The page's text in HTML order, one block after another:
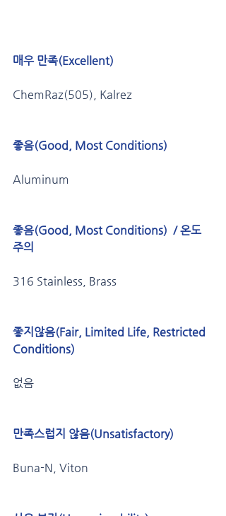
매우 만족(Excellent)
ChemRaz(505), Kalrez
좋음(Good, Most Conditions)
Aluminum
좋음(Good, Most Conditions)  / 온도
주의
316 Stainless, Brass
좋지않음(Fair, Limited Life, Restricted
Conditions)
없음
만족스럽지 않음(Unsatisfactory)
Buna-N, Viton